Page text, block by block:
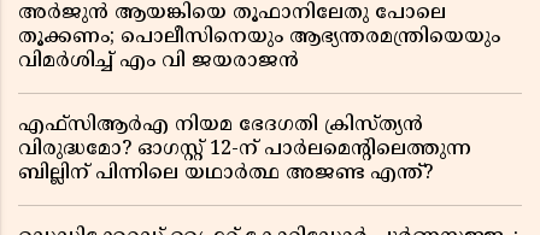
അർജുൻ ആയങ്കിയെ തൂഫാനിലേതു പോലെ
തൂക്കണം; പൊലീസിനെയും ആഭ്യന്തരമന്ത്രിയെയും
വിമർശിച്ച് എം വി ജയരാജൻ
എഫ്സിആർഎ നിയമ ഭേദഗതി ക്രിസ്ത്യൻ
വിരുദ്ധമോ? ഓഗസ്റ്റ് 12-ന് പാർലമെന്റിലെത്തുന്ന
ബില്ലിന് പിന്നിലെ യഥാർത്ഥ അജണ്ട എന്ത്?